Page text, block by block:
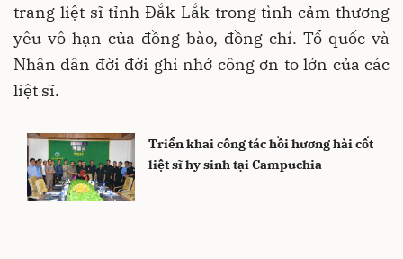
trang liệt sĩ tỉnh Đắk Lắk trong tình cảm thương
yêu vô hạn của đồng bào, đồng chí. Tổ quốc và
Nhân dân đời đời ghi nhớ công ơn to lớn của các
liệt sĩ.
Triển khai công tác hồi hương hài cốt
liệt sĩ hy sinh tại Campuchia